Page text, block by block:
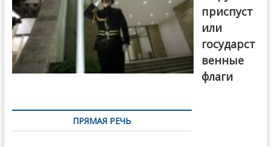
приспуст
или
государст
венные
флаги
ПРЯМАЯ РЕЧЬ